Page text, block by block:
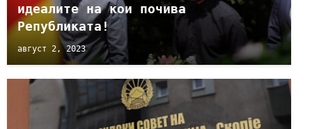
идеалите на кои почива
Републиката!
август 2, 2023